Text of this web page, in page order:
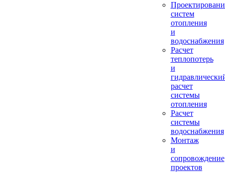
систем
отопления
и
водоснабжения
Расчет
теплопотерь
и
расчет
системы
отопления
Расчет
системы
водоснабжения
Монтаж
и
сопровождение
проектов